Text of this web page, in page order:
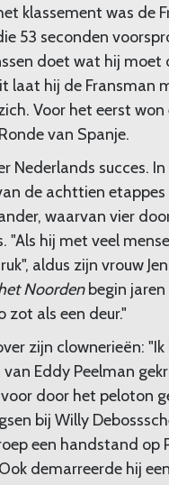
klassement was de
53 seconden
doet wat hij moet
laat hij de Fransman
Voor het eerst won
van Spanje.
Nederlands succes.
de achttien etappes
waarvan vier
"Als hij met veel
aldus zijn vrouw
Noordenbegin jaren
zot als een deur."
zijn clownerieën: "Ik
Eddy Peelman
door het peloton
bij Willy
een handstand op
demarreerde hij